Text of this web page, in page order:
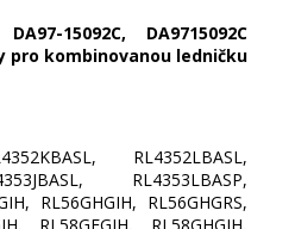
15092C, DA9715092C
pro kombinovanou ledničku
RL4352LBASL,
RL4353LBASP,
RL56GHGIH, RL56GHGRS,